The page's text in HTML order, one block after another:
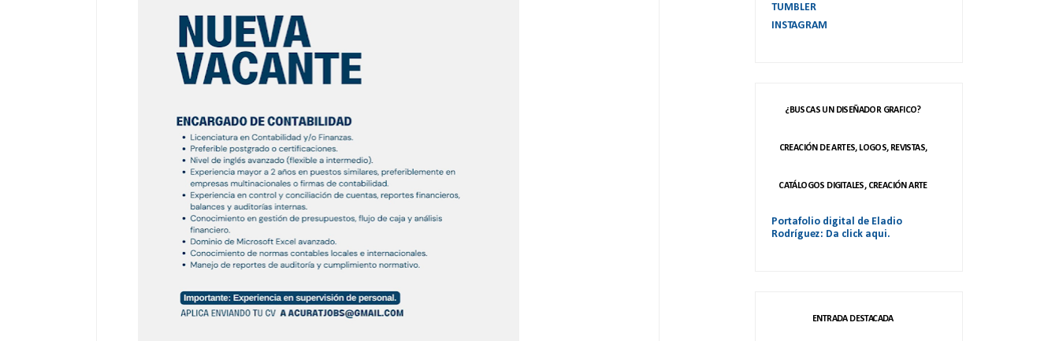
TUMBLER
INSTAGRAM
¿BUSCAS UN DISEÑADOR GRAFICO?
CREACIÓN DE ARTES, LOGOS, REVISTAS,
CATÁLOGOS DIGITALES, CREACIÓN ARTE
Portafolio digital de Eladio
Rodríguez: Da click aqui.
ENTRADA DESTACADA